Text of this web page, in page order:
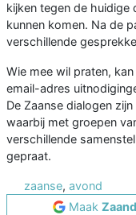
kijken tegen de huidige
kunnen komen. Na de
verschillende
Wie mee wil praten,
email-adres
De Zaanse dialogen
waarbij met groepen
verschillende
gepraat.
zaanse, avond
Maak